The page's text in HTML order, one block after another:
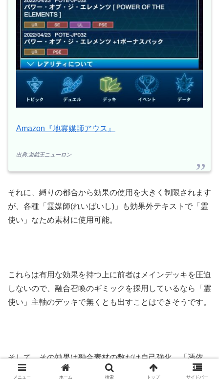
Amazon『地霊媒師アウス』
出典:遊戯王ニューロン
それに、縛りの都合から効果の使用を大きく制限されます
が、各種「霊媒師(れいばいし)」も効果外テキストで「霊
使い」なため素材に使用可能。
これらは有用な効果を持つ上に前者はメインデッキを圧迫
しないので、融合召喚のギミックを採用しているなら「霊
使い」主軸のデッキで無くとも出すことはできそうです。
そして、その効果は融合素材の数だけ自己強化、「憑依
(ひょうい)」魔法・罠カードのサーチ、カード1枚のバウ
メニュー ホーム 検索 トップ サイドバー